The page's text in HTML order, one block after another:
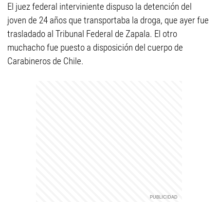
El juez federal interviniente dispuso la detención del
joven de 24 años que transportaba la droga, que ayer fue
trasladado al Tribunal Federal de Zapala. El otro
muchacho fue puesto a disposición del cuerpo de
Carabineros de Chile.